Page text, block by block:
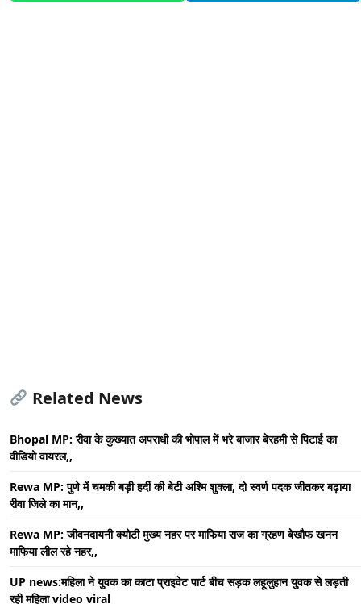
Related News
Bhopal MP: रीवा के कुख्यात अपराधी की भोपाल में भरे बाजार बेरहमी से पिटाई का
वीडियो वायरल,,
Rewa MP: पुणे में चमकी बड़ी हर्दी की बेटी अश्मि शुक्ला, दो स्वर्ण पदक जीतकर बढ़ाया
रीवा जिले का मान,,
Rewa MP: जीवनदायनी क्योटी मुख्य नहर पर माफिया राज का ग्रहण बेखौफ खनन
माफिया लील रहे नहर,,
UP news:महिला ने युवक का काटा प्राइवेट पार्ट बीच सड़क लहूलुहान युवक से लड़ती
रही महिला video viral